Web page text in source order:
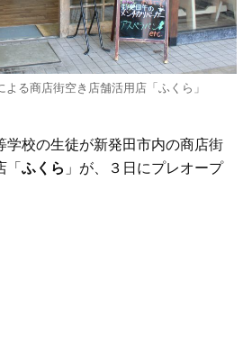
る商店街空き店舗活用店「ふくら」
学校の生徒が新発田市内の商店街
ふくら 」が、３日にプレオープ